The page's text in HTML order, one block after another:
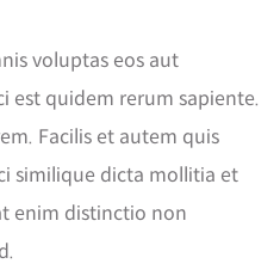
voluptas eos aut
est quidem rerum sapiente.
Facilis et autem quis
similique dicta mollitia et
enim distinctio non